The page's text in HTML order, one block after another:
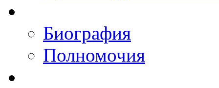
Биография
Полномочия